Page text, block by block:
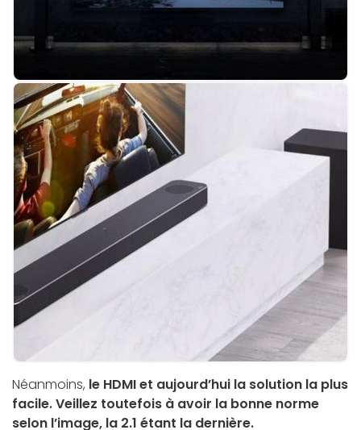
Néanmoins, le HDMI et aujourd’hui la solution la plus
facile. Veillez toutefois à avoir la bonne norme
selon l’image, la 2.1 étant la dernière.